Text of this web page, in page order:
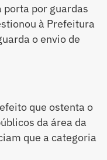
por guardas
à Prefeitura
o envio de
que ostenta o
da área da
que a categoria